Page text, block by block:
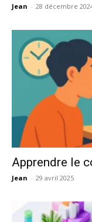
Jean - 28 décembre
Apprendre le
Jean - 29 avril 2025